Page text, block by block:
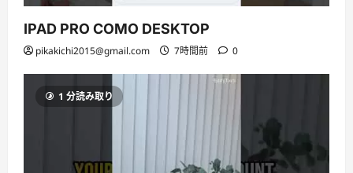
IPAD PRO COMO DESKTOP
pikakichi2015@gmail.com 7時間前 0
1 分読み取り